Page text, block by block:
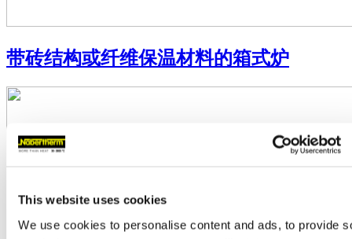
This website uses cookies
We use cookies to personalise content and ads, to provide
带砖结构或纤维保温材料的箱式炉